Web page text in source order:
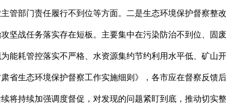
管部门责任履行不到位等方面。二是生态环境保护督察整
坚战任务落实存在短板。主要集中在污染防治不到位、
能耗管控落实不严格、水资源集约节约利用水平低、矿山
省生态环境保护督察工作实施细则》，各市应在督察反馈
将持续加强调度督促，对发现的问题紧盯到底，推动切实